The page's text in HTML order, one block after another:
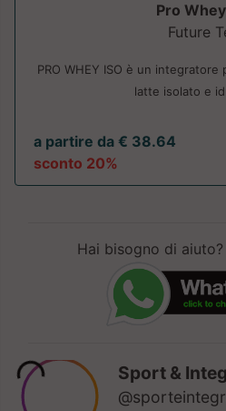
Pro
Future
PRO WHEY ISO è un
latte isolato e
a partire da € 38.64
sconto 20%
Hai bisogno di